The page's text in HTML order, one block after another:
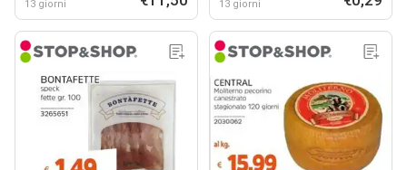
13 giorni 13 giorni